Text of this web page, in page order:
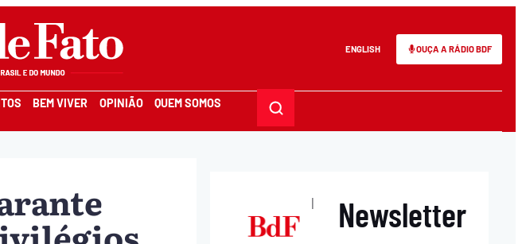
ENGLISH OUÇA A RÁDIO BDF
BEM VIVER OPINIÃO QUEM SOMOS
| Newsletter